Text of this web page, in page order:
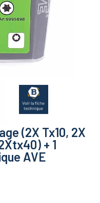
(2X Tx10, 2X
+ 1
AVE